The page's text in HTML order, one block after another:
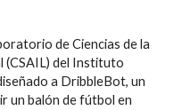
de Ciencias de la
(CSAIL) del Instituto
a DribbleBot, un
un balón de fútbol en